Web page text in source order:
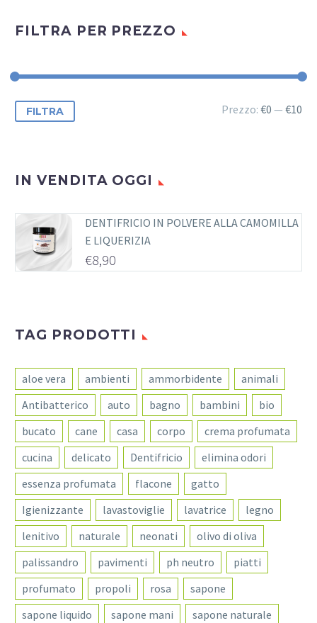
FILTRA PER PREZZO
Prezzo
Min
Prezzo
Max
FILTRA Prezzo: €0 — €10
IN VENDITA OGGI
DENTIFRICIO IN POLVERE ALLA CAMOMILLA
E LIQUERIZIA
€8,90
TAG PRODOTTI
aloe vera ambienti ammorbidente
animali
Antibatterico
auto bagno bambini
bio
bucato
cane casa corpo
crema profumata
cucina
delicato Dentifricio
elimina odori
essenza profumata
flacone
gatto
Igienizzante
lavastoviglie lavatrice
legno
lenitivo
naturale neonati
olivo di oliva
palissandro
pavimenti ph neutro
piatti
profumato
propoli rosa
sapone
sapone liquido
sapone mani
sapone naturale